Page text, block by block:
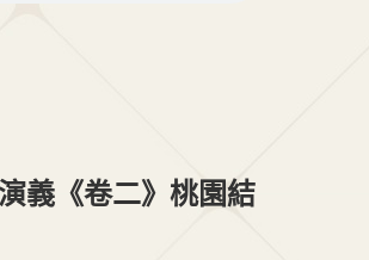
義《卷二》桃園結